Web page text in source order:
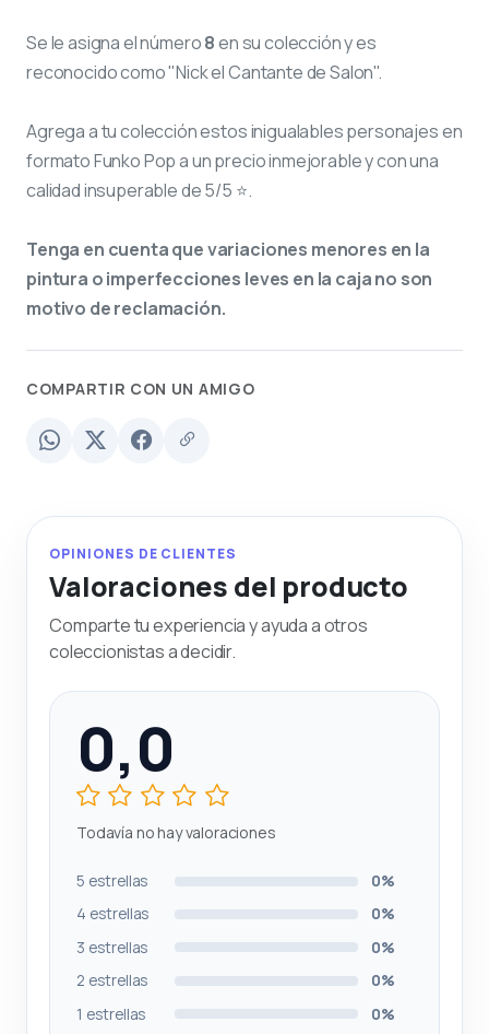
Se le asigna el número8en su colección y es
reconocido como "Nick el Cantante de Salon".
Agrega a tu colección estos inigualables personajes en
formato Funko Pop a un precio inmejorable y con una
calidad insuperable de 5/5 ⭐.
Tenga en cuenta que variaciones menores en la
pintura o imperfecciones leves en la caja no son
motivo de reclamación.
COMPARTIR CON UN AMIGO
OPINIONES DE CLIENTES
Valoraciones del producto
Comparte tu experiencia y ayuda a otros
coleccionistas a decidir.
0,0
Todavía no hay valoraciones
5 estrellas
0%
4 estrellas
0%
3 estrellas
0%
2 estrellas
0%
1 estrellas
0%